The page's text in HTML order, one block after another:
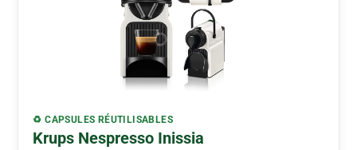
♻️ CAPSULES RÉUTILISABLES
Krups Nespresso Inissia